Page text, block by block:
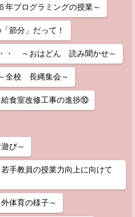
プログラミングの授業～
節分」だって！
・ ～おはどん 読み聞かせ～
全校 長縄集会～
給食室改修工事の進捗⑩
び～
員の授業力向上に向けて
体育の様子～